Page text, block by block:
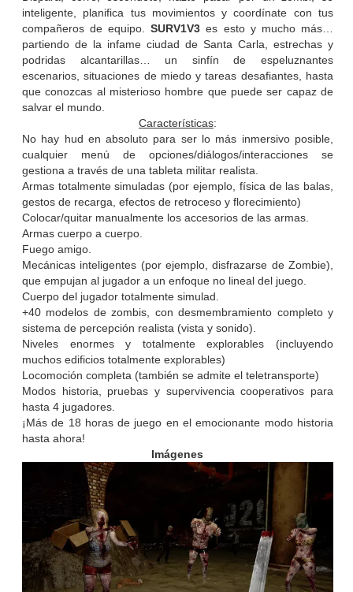
inteligente, planifica tus movimientos y coordínate con tus
compañeros de equipo.SURV1V3 es esto y mucho más…
partiendo de la infame ciudad de Santa Carla, estrechas y
podridas alcantarillas… un sinfín de espeluznantes
escenarios, situaciones de miedo y tareas desafiantes, hasta
que conozcas al misterioso hombre que puede ser capaz de
salvar el mundo.
Características:
No hay hud en absoluto para ser lo más inmersivo posible,
cualquier menú de opciones/diálogos/interacciones se
gestiona a través de una tableta militar realista.
Armas totalmente simuladas (por ejemplo, física de las balas,
gestos de recarga, efectos de retroceso y florecimiento)
Colocar/quitar manualmente los accesorios de las armas.
Armas cuerpo a cuerpo.
Fuego amigo.
Mecánicas inteligentes (por ejemplo, disfrazarse de Zombie),
que empujan al jugador a un enfoque no lineal del juego.
Cuerpo del jugador totalmente simulad.
+40 modelos de zombis, con desmembramiento completo y
sistema de percepción realista (vista y sonido).
Niveles enormes y totalmente explorables (incluyendo
muchos edificios totalmente explorables)
Locomoción completa (también se admite el teletransporte)
Modos historia, pruebas y supervivencia cooperativos para
hasta 4 jugadores.
¡Más de 18 horas de juego en el emocionante modo historia
hasta ahora!
Imágenes